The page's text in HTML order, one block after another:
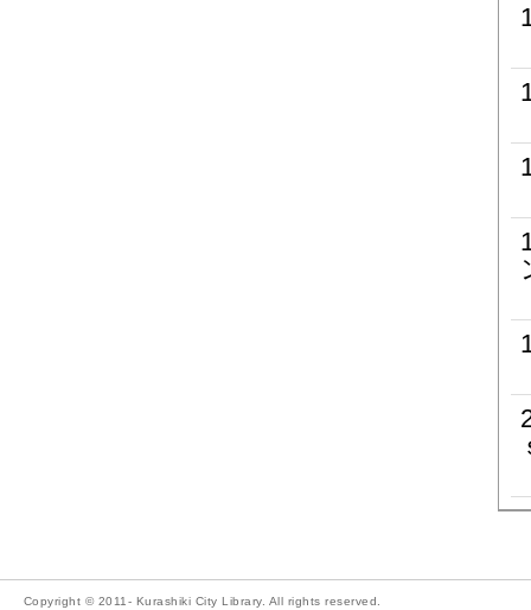
Copyright © 2011- Kurashiki City Library. All rights reserved.